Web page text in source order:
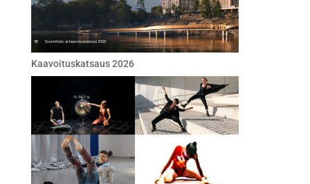
Kaavoituskatsaus 2026